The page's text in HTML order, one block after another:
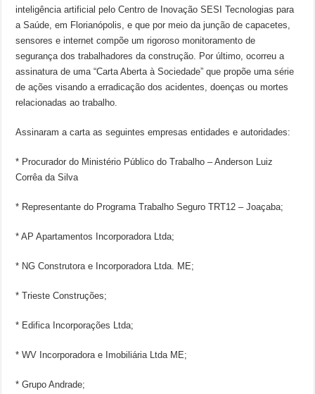
inteligência artificial pelo Centro de Inovação SESI Tecnologias para
a Saúde, em Florianópolis, e que por meio da junção de capacetes,
sensores e internet compõe um rigoroso monitoramento de
segurança dos trabalhadores da construção. Por último, ocorreu a
assinatura de uma “Carta Aberta à Sociedade” que propõe uma série
de ações visando a erradicação dos acidentes, doenças ou mortes
relacionadas ao trabalho.
Assinaram a carta as seguintes empresas entidades e autoridades:
* Procurador do Ministério Público do Trabalho – Anderson Luiz
Corrêa da Silva
* Representante do Programa Trabalho Seguro TRT12 – Joaçaba;
* AP Apartamentos Incorporadora Ltda;
* NG Construtora e Incorporadora Ltda. ME;
* Trieste Construções;
* Edifica Incorporações Ltda;
* WV Incorporadora e Imobiliária Ltda ME;
* Grupo Andrade;